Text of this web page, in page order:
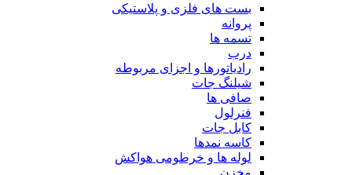
بست های فلزی و پلاستیکی
پروانه
تسمه ها
درب
رادیاتورها و اجزای مربوطه
شیلنگ جات
صافی ها
فنرلول
کابل جات
کاسه نمدها
لوله ها و خرطومی هواکش